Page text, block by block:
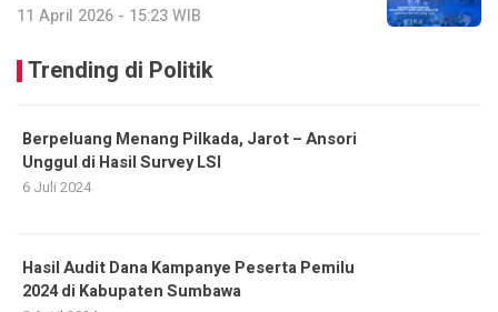
11 April 2026 - 15:23 WIB
Trending di Politik
Berpeluang Menang Pilkada, Jarot – Ansori
Unggul di Hasil Survey LSI
6 Juli 2024
Hasil Audit Dana Kampanye Peserta Pemilu
2024 di Kabupaten Sumbawa